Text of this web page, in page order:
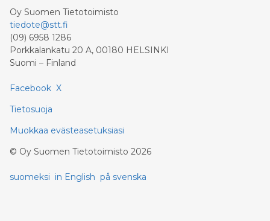
Oy Suomen Tietotoimisto
tiedote@stt.fi
(09) 6958 1286
Porkkalankatu 20 A, 00180 HELSINKI
Suomi – Finland
Facebook X
Tietosuoja
Muokkaa evästeasetuksiasi
© Oy Suomen Tietotoimisto 2026
suomeksi in English på svenska